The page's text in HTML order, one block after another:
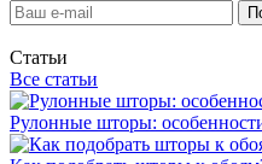
Статьи
Все статьи
Рулонные шторы: